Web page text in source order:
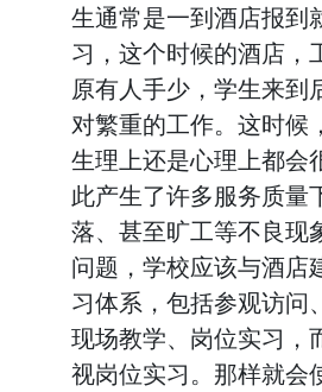
生通常是一到酒店报到
习，这个时候的酒店，
原有人手少，学生来到
对繁重的工作。这时候
生理上还是心理上都会
此产生了许多服务质量
落、甚至旷工等不良现
问题，学校应该与酒店
习体系，包括参观访问
现场教学、岗位实习，
视岗位实习。那样就会